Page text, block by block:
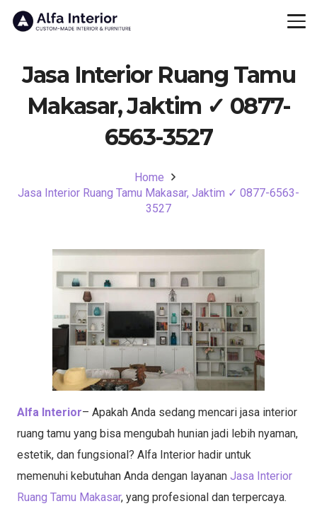
Jasa Interior Ruang Tamu
Makasar, Jaktim ✓ 0877-
6563-3527
Home
Jasa Interior Ruang Tamu Makasar, Jaktim ✓ 0877-6563-
3527
Alfa Interior– Apakah Anda sedang mencari jasa interior
ruang tamu yang bisa mengubah hunian jadi lebih nyaman,
estetik, dan fungsional? Alfa Interior hadir untuk
memenuhi kebutuhan Anda dengan layanan Jasa Interior
Ruang Tamu Makasar, yang profesional dan terpercaya.